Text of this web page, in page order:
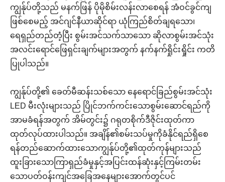
ကျွန်ုပ်တို့သည် မနက်ဖြန် ပိုမိုစိမ်းလန်းလာစေရန် အံဝင်ခွင်ကျ
ဖြစ်စေမည့် အင်ဂျင်နီယာဆိုင်ရာ ယုံကြည်စိတ်ချရသော၊
ရေရှည်တည်တံ့ပြီး စွမ်းအင်သက်သာသော ဆိုလာစွမ်းအင်သုံး
အလင်းရောင်ဖြေရှင်းချက်များအတွက် နက်နက်ရှိုင်းရှိုင်း ကတိ
ပြုပါသည်။
ကျွန်ုပ်တို့၏ ခေတ်မီဆန်းသစ်သော နေရောင်ခြည်စွမ်းအင်သုံး
LED မီးလုံးများသည် ပြိုင်ဘက်ကင်းသောစွမ်းဆောင်ရည်ကို
အာမခံရန်အတွက် အိမ်တွင်း၌ ဂရုတစိုက်ဒီဇိုင်းထုတ်ကာ
ထုတ်လုပ်ထားပါသည်။ အချိန်၏စမ်းသပ်မှုကိုခံနိုင်ရည်ရှိစေ
ရန်တည်ဆောက်ထားသောကျွန်ုပ်တို့၏ထုတ်ကုန်များသည်
ထူးခြားသောကြာရှည်ခံမှုနှင့်အပြင်းထန်ဆုံးနှင့်ကြမ်းတမ်း
သောပတ်ဝန်းကျင်အခြေအနေများအောက်တွင်ပင်